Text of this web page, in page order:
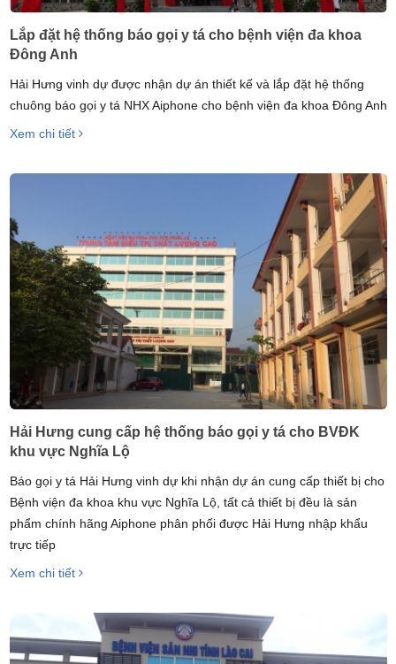
Lắp đặt hệ thống báo gọi y tá cho bệnh viện đa khoa
Đông Anh
Hải Hưng vinh dự được nhận dự án thiết kế và lắp đặt hệ thống
chuông báo gọi y tá NHX Aiphone cho bệnh viện đa khoa Đông Anh
Xem chi tiết
Hải Hưng cung cấp hệ thống báo gọi y tá cho BVĐK
khu vực Nghĩa Lộ
Báo gọi y tá Hải Hưng vinh dự khi nhận dự án cung cấp thiết bị cho
Bệnh viện đa khoa khu vực Nghĩa Lộ, tất cả thiết bị đều là sản
phẩm chính hãng Aiphone phân phối được Hải Hưng nhập khẩu
trực tiếp
Xem chi tiết